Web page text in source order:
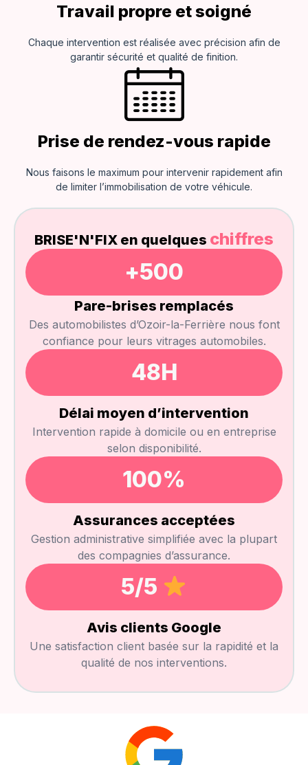
Travail propre et soigné
Chaque intervention est réalisée avec précision afin de
garantir sécurité et qualité de finition.
Prise de rendez-vous rapide
Nous faisons le maximum pour intervenir rapidement afin
de limiter l’immobilisation de votre véhicule.
BRISE'N'FIX en quelques chiffres
+500
Pare-brises remplacés
Des automobilistes d’Ozoir-la-Ferrière nous font
confiance pour leurs vitrages automobiles.
48H
Délai moyen d’intervention
Intervention rapide à domicile ou en entreprise
selon disponibilité.
100%
Assurances acceptées
Gestion administrative simplifiée avec la plupart
des compagnies d’assurance.
5/5
Avis clients Google
Une satisfaction client basée sur la rapidité et la
qualité de nos interventions.